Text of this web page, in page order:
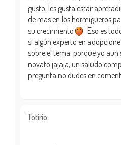
gusto, les gusta estar
de mas en los hormigueros
su crecimiento
. Eso es
si algún experto en
sobre el tema, porque yo
novato jajaja, un saludo
pregunta no dudes en
Totirio